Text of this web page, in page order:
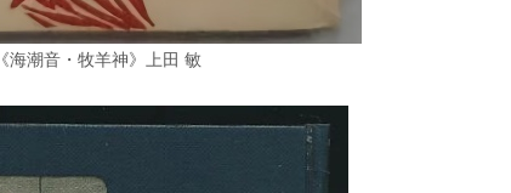
《海潮音・牧羊神》上田 敏